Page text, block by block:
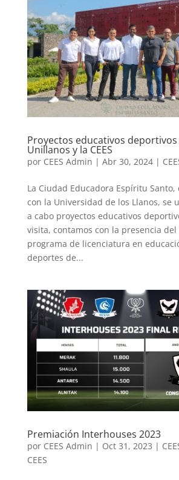
Proyectos educativos
Unillanos y la CEES
por CEES Admin | Abr 30, 2024|
La Ciudad Educadora Espíritu
con la Universidad de los Llanos, se
a cabo proyectos educativos
visita, contamos con la presencia
programa de licenciatura en
deportes de...
Premiación Interhouses 2023
por CEES Admin | Oct 31, 2023 |
CEES